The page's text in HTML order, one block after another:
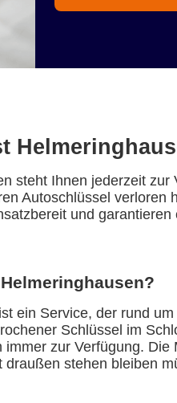
steht Ihnen jederzeit
Autoschlüssel
und
ein Service, der rund
Schlüssel im
zur Verfügung.
stehen bleiben